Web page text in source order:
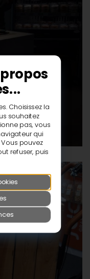
Choisissez la
souhaitez
pas, vous
qui
pouvez
refuser, puis